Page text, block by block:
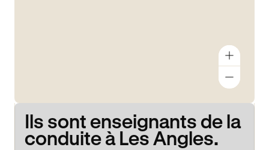
Ils sont enseignants de la
conduite à Les Angles.